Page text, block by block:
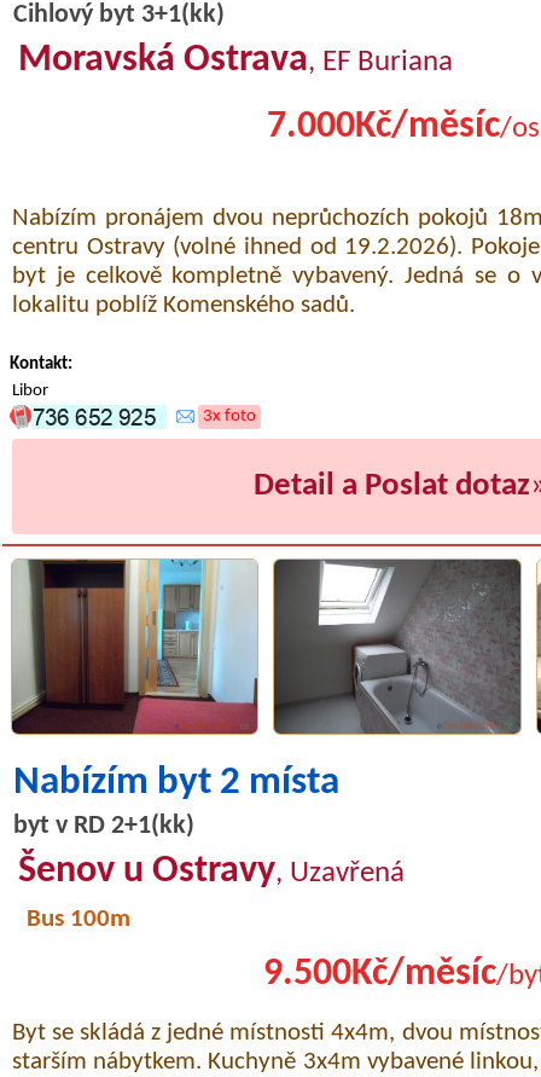
Cihlový byt 3+1(kk)
Moravská Ostrava, EF Buriana
7.000Kč/měsíc/
Nabízím pronájem dvou neprůchozích pokojů
centru Ostravy (volné ihned od 19.2.2026).
byt je celkově kompletně vybavený. Jedná se o
lokalitu poblíž Komenského sadů.
Kontakt:
Libor
3x foto
Detail a Poslat dotaz
Nabízím byt 2 místa
byt v RD 2+1(kk)
Šenov u Ostravy, Uzavřená
Bus 100m
9.500Kč/měsíc/
Byt se skládá z jedné místnosti 4x4m, dvou
starším nábytkem. Kuchyně 3x4m vybavené